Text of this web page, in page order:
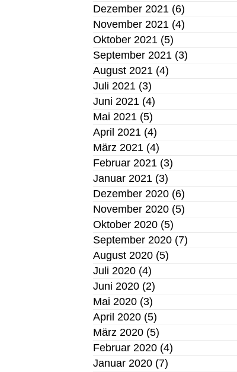
Dezember 2021 (6)
November 2021 (4)
Oktober 2021 (5)
September 2021 (3)
August 2021 (4)
Juli 2021 (3)
Juni 2021 (4)
Mai 2021 (5)
April 2021 (4)
März 2021 (4)
Februar 2021 (3)
Januar 2021 (3)
Dezember 2020 (6)
November 2020 (5)
Oktober 2020 (5)
September 2020 (7)
August 2020 (5)
Juli 2020 (4)
Juni 2020 (2)
Mai 2020 (3)
April 2020 (5)
März 2020 (5)
Februar 2020 (4)
Januar 2020 (7)